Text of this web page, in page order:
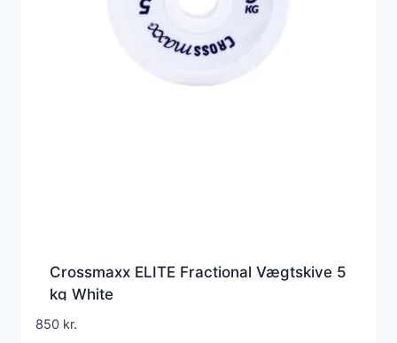
Crossmaxx ELITE Fractional Vægtskive 5
kg White
850 kr.